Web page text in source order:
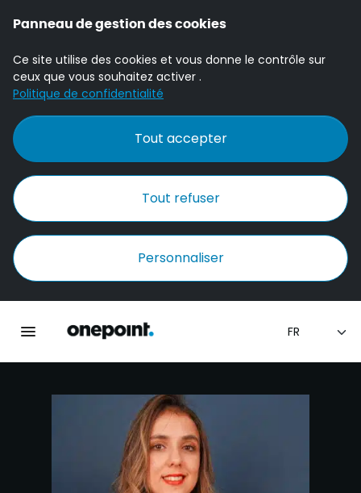
Panneau de gestion des cookies
Ce site utilise des cookies et vous donne le contrôle sur
ceux que vous souhaitez activer .
Politique de confidentialité
Tout accepter
Tout refuser
Personnaliser
Accueil Onepoint